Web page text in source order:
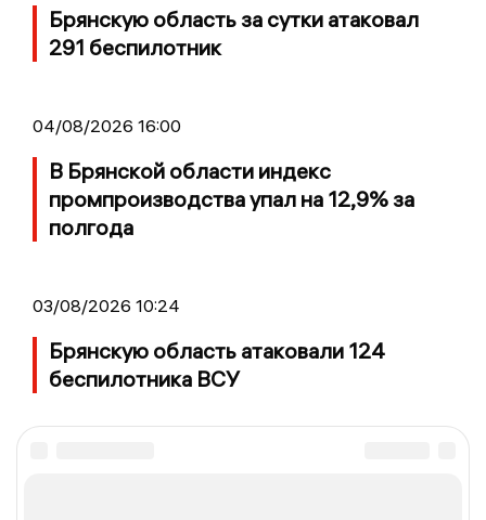
Брянскую область за сутки атаковал
291 беспилотник
04/08/2026 16:00
В Брянской области индекс
промпроизводства упал на 12,9% за
полгода
03/08/2026 10:24
Брянскую область атаковали 124
беспилотника ВСУ